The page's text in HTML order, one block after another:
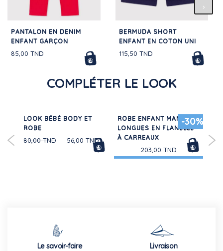
PANTALON EN DENIM
ENFANT GARÇON
85,00 TND
BERMUDA SHORT
ENFANT EN COTON UNI
115,50 TND
COMPLÉTER LE LOOK
LOOK BÉBÉ BODY ET
ROBE
56,00 TND
80,00 TND
-30%
ROBE ENFANT MANCHES
LONGUES EN FLANELLE
À CARREAUX
203,00 TND
Le savoir-faire Livraison